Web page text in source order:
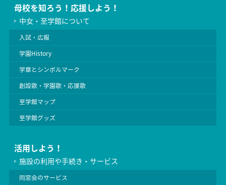
母校を知ろう！応援しよう！
中女・至学館について
入試・広報
学園History
学章とシンボルマーク
創設歌・学園歌・応援歌
至学館マップ
至学館グッズ
活用しよう！
施設の利用や手続き・サービス
同窓会のサービス